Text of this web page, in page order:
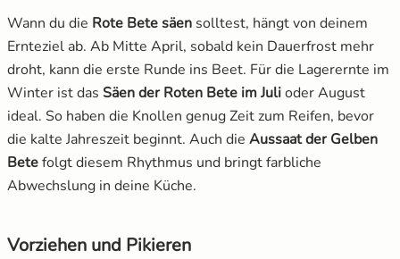
Wann du die Rote Bete säen solltest, hängt von deinem
Ernteziel ab. Ab Mitte April, sobald kein Dauerfrost mehr
droht, kann die erste Runde ins Beet. Für die Lagerernte im
Winter ist das Säen der Roten Bete im Julioder August
ideal. So haben die Knollen genug Zeit zum Reifen, bevor
die kalte Jahreszeit beginnt. Auch die Aussaat der Gelben
Betefolgt diesem Rhythmus und bringt farbliche
Abwechslung in deine Küche.
Vorziehen und Pikieren